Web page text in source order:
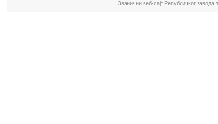
Званични веб-сајт Републичког